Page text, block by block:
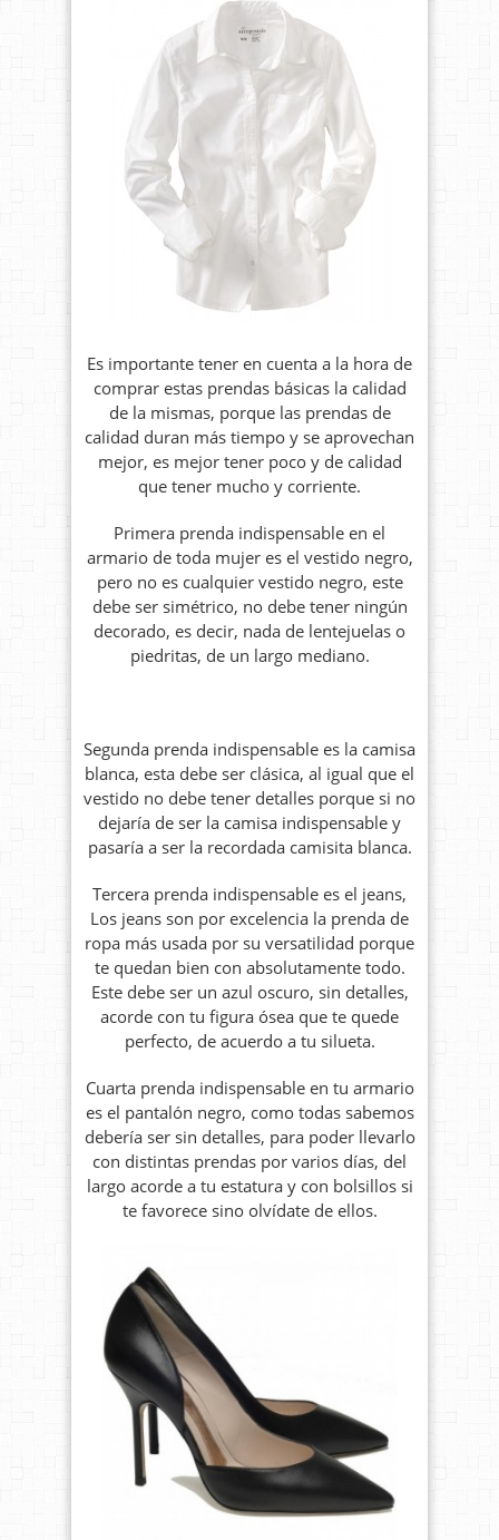
Es importante tener en cuenta a la hora de
comprar estas prendas básicas la calidad
de la mismas, porque las prendas de
calidad duran más tiempo y se aprovechan
mejor, es mejor tener poco y de calidad
que tener mucho y corriente.
Primera prenda indispensable en el
armario de toda mujer es el vestido negro,
pero no es cualquier vestido negro, este
debe ser simétrico, no debe tener ningún
decorado, es decir, nada de lentejuelas o
piedritas, de un largo mediano.
Segunda prenda indispensable es la camisa
blanca, esta debe ser clásica, al igual que el
vestido no debe tener detalles porque si no
dejaría de ser la camisa indispensable y
pasaría a ser la recordada camisita blanca.
Tercera prenda indispensable es el jeans,
Los jeans son por excelencia la prenda de
ropa más usada por su versatilidad porque
te quedan bien con absolutamente todo.
Este debe ser un azul oscuro, sin detalles,
acorde con tu figura ósea que te quede
perfecto, de acuerdo a tu silueta.
Cuarta prenda indispensable en tu armario
es el pantalón negro, como todas sabemos
debería ser sin detalles, para poder llevarlo
con distintas prendas por varios días, del
largo acorde a tu estatura y con bolsillos si
te favorece sino olvídate de ellos.